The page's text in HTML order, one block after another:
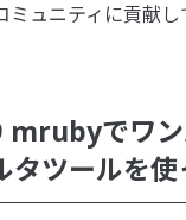
ミュニティに貢献
でワン
タツールを使